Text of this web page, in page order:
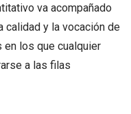
va acompañado
calidad y la vocación de
los que cualquier
a las filas